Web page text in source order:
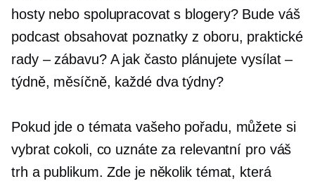
hosty nebo spolupracovat s blogery? Bude váš
podcast obsahovat poznatky z oboru, praktické
rady – zábavu? A jak často plánujete vysílat –
týdně, měsíčně, každé dva týdny?
Pokud jde o témata vašeho pořadu, můžete si
vybrat cokoli, co uznáte za relevantní pro váš
trh a publikum. Zde je několik témat, která